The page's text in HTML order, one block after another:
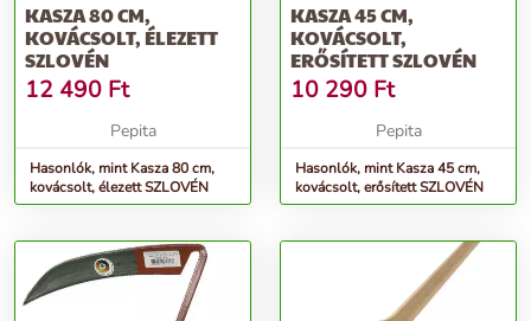
KASZA 80 CM,
KOVÁCSOLT, ÉLEZETT
SZLOVÉN
12 490 Ft
Pepita
Hasonlók, mint Kasza 80 cm,
kovácsolt, élezett SZLOVÉN
KASZA 45 CM,
KOVÁCSOLT,
ERŐSÍTETT SZLOVÉN
10 290 Ft
Pepita
Hasonlók, mint Kasza 45 cm,
kovácsolt, erősített SZLOVÉN